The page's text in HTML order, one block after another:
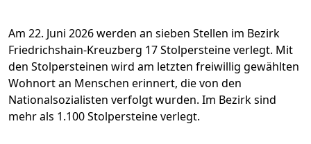
Am 22. Juni 2026 werden an sieben Stellen im Bezirk
Friedrichshain-Kreuzberg 17 Stolpersteine verlegt. Mit
den Stolpersteinen wird am letzten freiwillig gewählten
Wohnort an Menschen erinnert, die von den
Nationalsozialisten verfolgt wurden. Im Bezirk sind
mehr als 1.100 Stolpersteine verlegt.